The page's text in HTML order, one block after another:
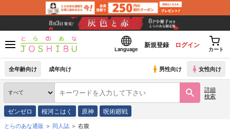
Language
新規登録 ログイン
カート
全年齢向け 成年向け 男性向け 女性向け
詳細
検索
ゼンゼロ 桜河こはく 原神 呪術廻戦
とらのあな通販 同人誌 右腹